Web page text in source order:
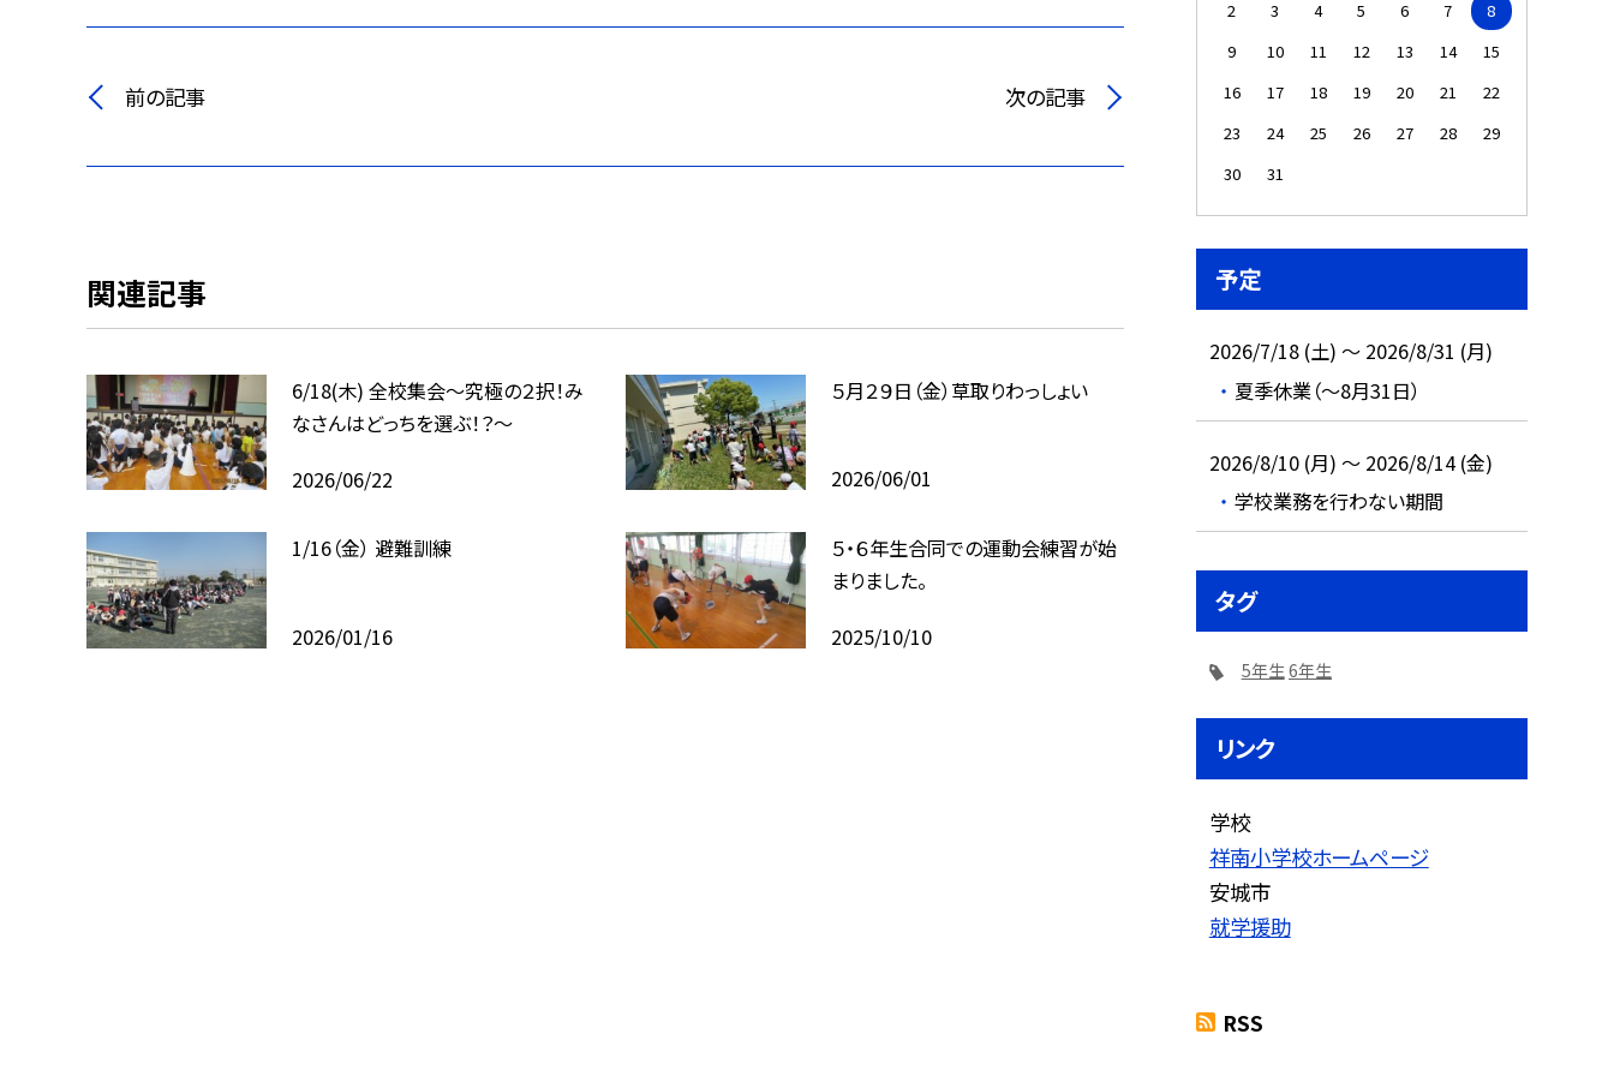
前の記事 次の記事
関連記事
6/18(木) 全校集会～究極の２択！み
なさんはどっちを選ぶ！？～
2026/06/22
５月２９日（金）草取りわっしょい
2026/06/01
1/16（金） 避難訓練
2026/01/16
５・６年生合同での運動会練習が始
まりました。
2025/10/10
2 3 4 5 6 7
8
9
10 11 12 13 14
15
16
17 18 19 20 21
22
23
24 25 26 27 28
29
30
31
予定
2026/7/18 (土) ～ 2026/8/31 (月)
夏季休業（～8月31日）
2026/8/10 (月) ～ 2026/8/14 (金)
学校業務を行わない期間
タグ
5年生6年生
リンク
学校
祥南小学校ホームページ
安城市
就学援助
RSS